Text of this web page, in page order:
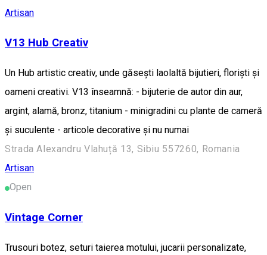
Artisan
V13 Hub Creativ
Un Hub artistic creativ, unde găsești laolaltă bijutieri, floriști și
oameni creativi. V13 înseamnă: - bijuterie de autor din aur,
argint, alamă, bronz, titanium - minigradini cu plante de cameră
și suculente - articole decorative și nu numai
Strada Alexandru Vlahuță 13, Sibiu 557260, Romania
Artisan
Open
Vintage Corner
Trusouri botez, seturi taierea motului, jucarii personalizate,